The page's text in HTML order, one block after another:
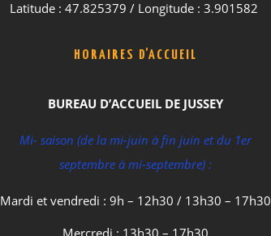
Latitude : 47.825379 / Longitude : 3.901582
HORAIRES D'ACCUEIL
BUREAU D’ACCUEIL DE JUSSEY
Mi- saison (de la mi-juin à fin juin et du 1er
septembre à mi-septembre) :
Mardi et vendredi : 9h – 12h30 / 13h30 – 17h30
Mercredi : 13h30 – 17h30